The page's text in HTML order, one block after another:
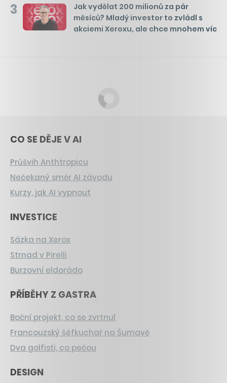
3
Jak vydělat 200 milionů za pár
měsíců? Mladý investor to zvládl s
akciemi Xeroxu, ale chce mnohem víc
CO SE DĚJE V AI
Průšvih Anthtropicu
Nečekaný směr AI závodu
Kurzy, jak AI vypnout
INVESTICE
Sázka na Xerox
Strnad v Pirelli
Burzovní eldorádo
PŘÍBĚHY Z GASTRA
Boční projekt, co se zvrtnul
Francouzský šéfkuchař na Šumavě
Dva golfisti, co pečou
DESIGN